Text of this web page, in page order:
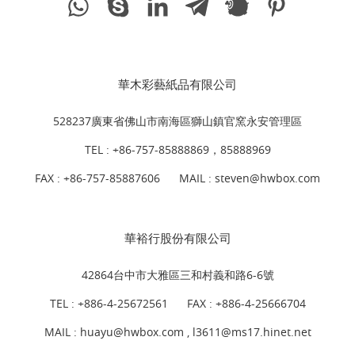
華木彩藝紙品有限公司
528237廣東省佛山市南海區獅山鎮官窯永安管理區
TEL : +86-757-85888869，85888969
FAX : +86-757-85887606
MAIL : steven@hwbox.com
華裕行股份有限公司
42864台中市大雅區三和村義和路6-6號
TEL : +886-4-25672561
FAX : +886-4-25666704
MAIL : huayu@hwbox.com , l3611@ms17.hinet.net